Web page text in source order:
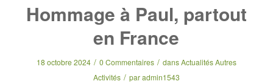
Hommage à Paul, partout
en France
18 octobre 2024 / 0 Commentaires / dansActualités Autres
Activités / paradmin1543